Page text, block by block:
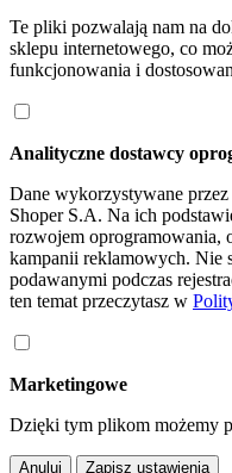
Te pliki pozwalają nam na
sklepu internetowego, co
funkcjonowania i
Analityczne dostawcy
Dane wykorzystywane
Shoper S.A. Na ich
rozwojem oprogramowania,
kampanii reklamowych. Nie
podawanymi podczas
ten temat przeczytasz w
Marketingowe
Dzięki tym plikom możemy
Anuluj Zapisz ustawienia